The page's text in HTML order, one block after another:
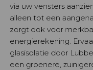
via uw vensters
alleen tot een
zorgt ook voor
energierekening.
glasisolatie door
een groenere,